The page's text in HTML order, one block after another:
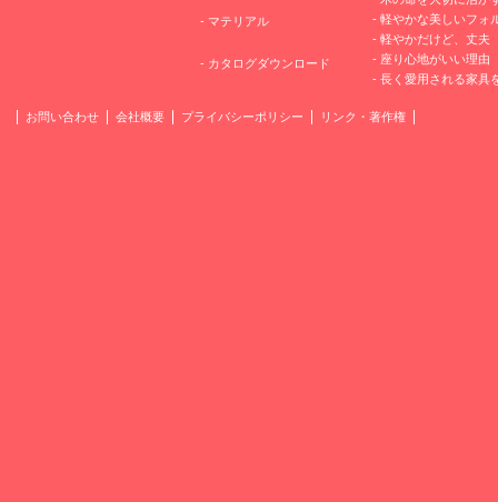
- マテリアル
- カタログダウンロード
- 軽やかな美しいフォ
- 軽やかだけど、丈夫
- 座り心地がいい理由
- 長く愛用される家具
お問い合わせ 会社概要 プライバシーポリシー リンク・著作権